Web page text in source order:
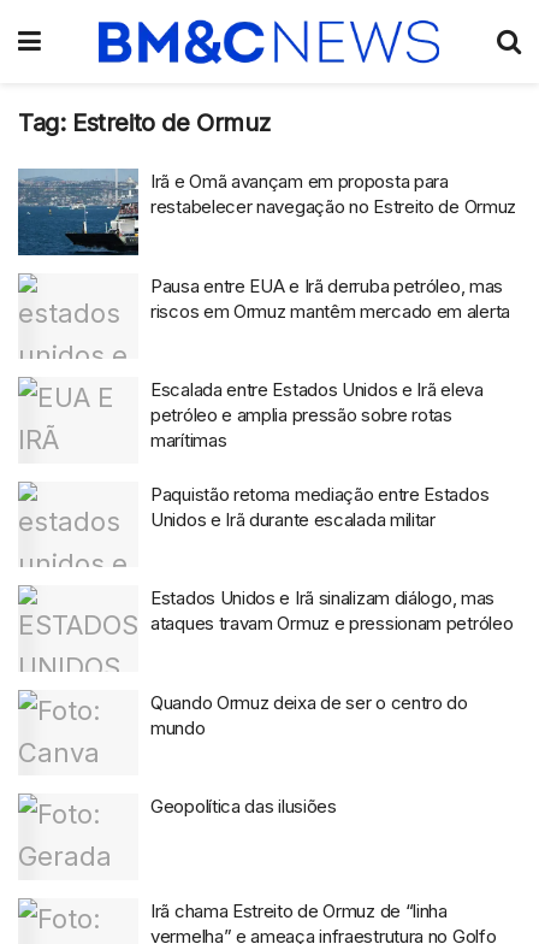
Tag: Estreito de Ormuz
Irã e Omã avançam em proposta para
restabelecer navegação no Estreito de Ormuz
Pausa entre EUA e Irã derruba petróleo, mas
riscos em Ormuz mantêm mercado em alerta
Escalada entre Estados Unidos e Irã eleva
petróleo e amplia pressão sobre rotas
marítimas
Paquistão retoma mediação entre Estados
Unidos e Irã durante escalada militar
Estados Unidos e Irã sinalizam diálogo, mas
ataques travam Ormuz e pressionam petróleo
Quando Ormuz deixa de ser o centro do
mundo
Geopolítica das ilusiões
Irã chama Estreito de Ormuz de “linha
vermelha” e ameaça infraestrutura no Golfo